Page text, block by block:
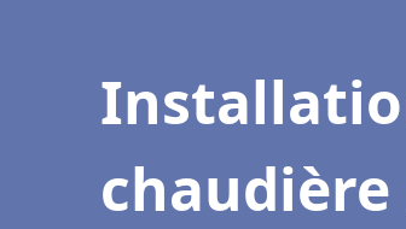
chaudière